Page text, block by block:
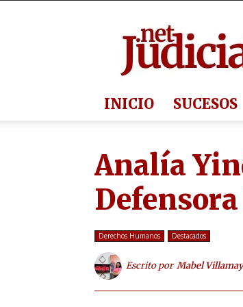
INICIO SUCESOS
Analía
Derechos Humanos Destacados
Escrito por Mabel